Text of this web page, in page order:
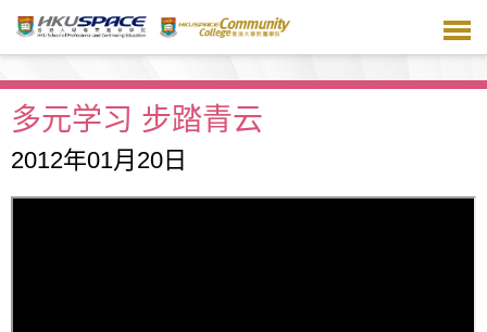
主
容多元学习 步踏青云
2012年01月20日